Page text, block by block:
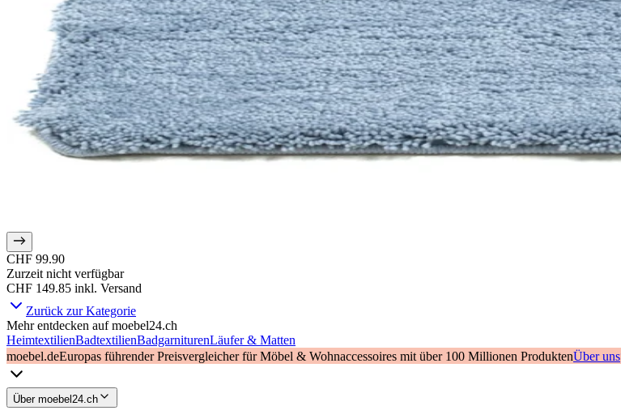
CHF 99.90
Zurzeit nicht verfügbar
CHF 149.85 inkl. Versand
Zurück zur Kategorie
Mehr entdecken auf moebel24.ch
HeimtextilienBadtextilienBadgarniturenLäufer & Matten
moebel.deEuropas führender Preisvergleicher für Möbel & Wohnaccessoires mit über 100 Millionen ProduktenÜber uns
Über moebel24.ch